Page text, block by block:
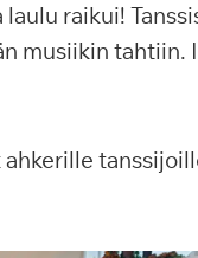
raikui!
musiikin tahtiin.